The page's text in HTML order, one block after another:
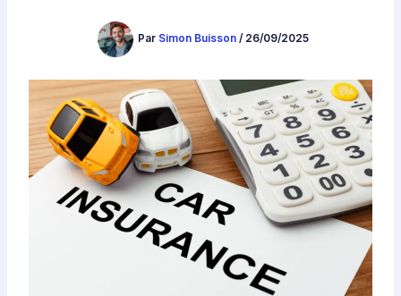
Par Simon Buisson / 26/09/2025